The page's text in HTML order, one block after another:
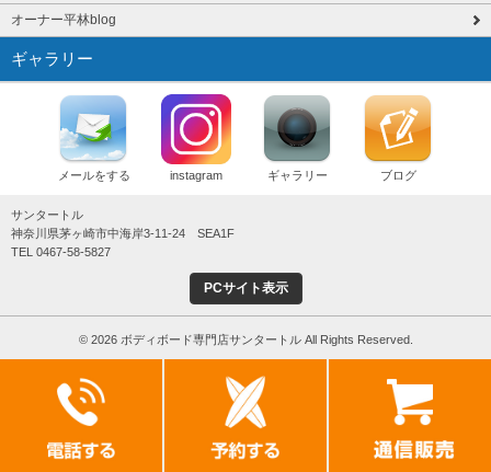
オーナー平林blog
ギャラリー
メールをする instagram ギャラリー ブログ
サンタートル
神奈川県茅ヶ崎市中海岸3-11-24 SEA1F
TEL 0467-58-5827
PCサイト表示
© 2026 ボディボード専門店サンタートル All Rights Reserved.